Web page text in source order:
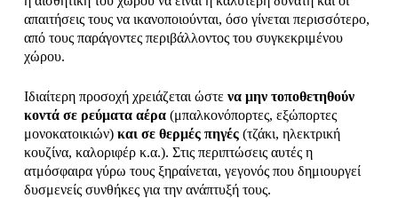
απαιτήσεις τους να ικανοποιούνται, όσο γίνεται περισσότερο,
από τους παράγοντες περιβάλλοντος του συγκεκριμένου
χώρου.
Ιδιαίτερη προσοχή χρειάζεται ώστε να μην τοποθετηθούν
κοντά σε ρεύματα αέρα(μπαλκονόπορτες, εξώπορτες
μονοκατοικιών)και σε θερμές πηγές(τζάκι, ηλεκτρική
κουζίνα, καλοριφέρ κ.α.). Στις περιπτώσεις αυτές η
ατμόσφαιρα γύρω τους ξηραίνεται, γεγονός που δημιουργεί
δυσμενείς συνθήκες για την ανάπτυξή τους.